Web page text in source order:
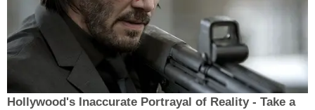
Hollywood's Inaccurate Portrayal of Reality - Take a